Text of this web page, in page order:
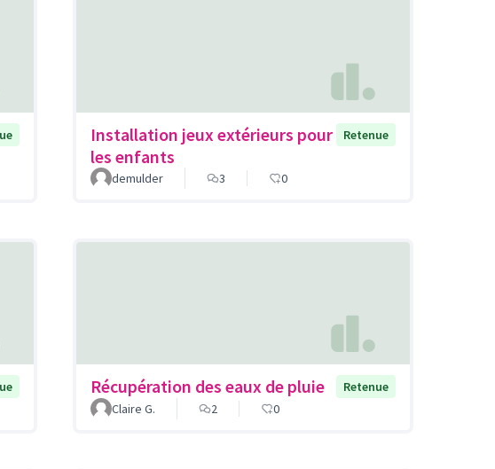
Installation jeux extérieurs pour
les enfants
Retenue
demulder 3 0
Récupération des eaux de pluie
Retenue
Claire G.
2 0